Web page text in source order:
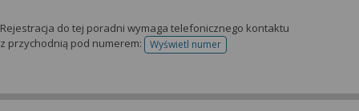
Rejestracja do tej poradni wymaga telefonicznego kontaktu
z przychodnią pod numerem:
Wyświetl numertelefonu do rejestracji